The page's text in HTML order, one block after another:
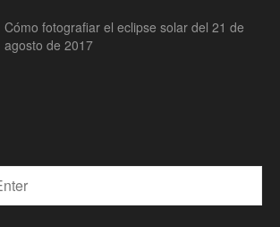
Cómo fotografiar el eclipse solar del 21 de
agosto de 2017